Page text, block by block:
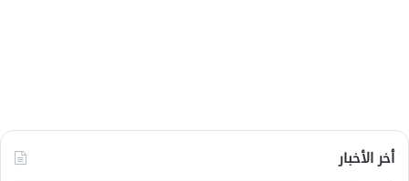
أخر الأخبار